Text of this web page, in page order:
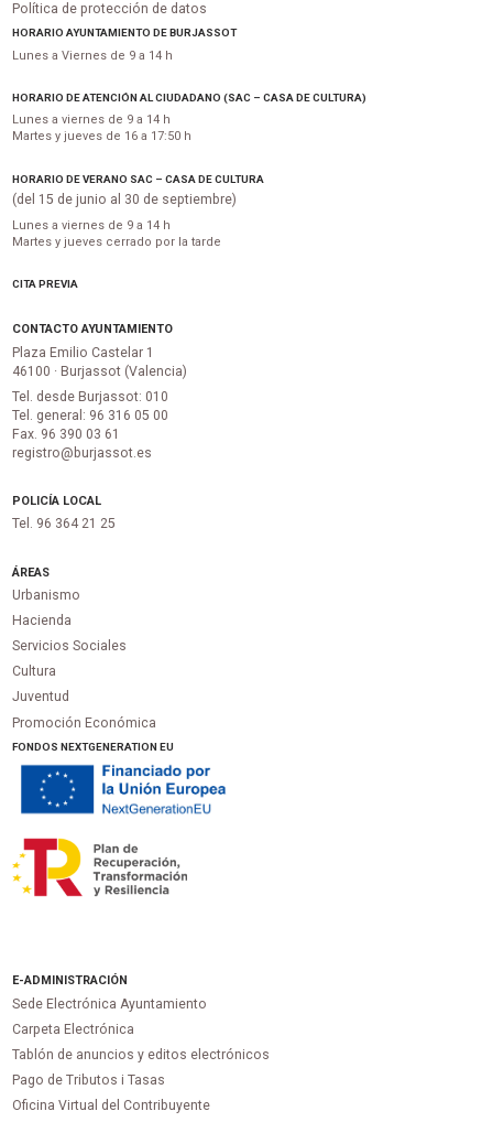
Política de protección de datos
HORARIO AYUNTAMIENTO DE BURJASSOT
Lunes a Viernes de 9 a 14 h
HORARIO DE ATENCIÓN AL CIUDADANO (SAC – CASA DE CULTURA)
Lunes a viernes de 9 a 14 h
Martes y jueves de 16 a 17:50 h
HORARIO DE VERANO SAC – CASA DE CULTURA
(del 15 de junio al 30 de septiembre)
Lunes a viernes de 9 a 14 h
Martes y jueves cerrado por la tarde
CITA PREVIA
CONTACTO AYUNTAMIENTO
Plaza Emilio Castelar 1
46100 · Burjassot (Valencia)
Tel. desde Burjassot: 010
Tel. general: 96 316 05 00
Fax. 96 390 03 61
registro@burjassot.es
POLICÍA LOCAL
Tel. 96 364 21 25
ÁREAS
Urbanismo
Hacienda
Servicios Sociales
Cultura
Juventud
Promoción Económica
FONDOS NEXTGENERATION EU
E-ADMINISTRACIÓN
Sede Electrónica Ayuntamiento
Carpeta Electrónica
Tablón de anuncios y editos electrónicos
Pago de Tributos i Tasas
Oficina Virtual del Contribuyente